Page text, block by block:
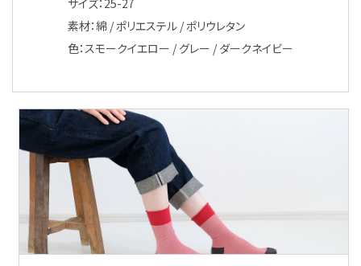
サイズ：25-27
素材：綿 / ポリエステル / ポリウレタン
色：スモークイエロー / グレー / ダークネイビー